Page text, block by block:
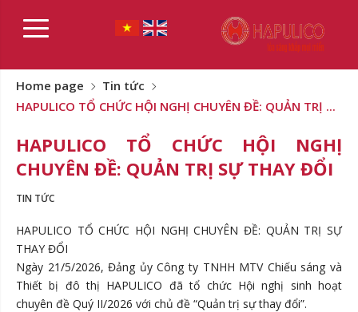
Home page
Tin tức
HAPULICO TỔ CHỨC HỘI NGHỊ CHUYÊN ĐỀ: QUẢN TRỊ ...
HAPULICO TỔ CHỨC HỘI NGHỊ
CHUYÊN ĐỀ: QUẢN TRỊ SỰ THAY ĐỔI
TIN TỨC
HAPULICO TỔ CHỨC HỘI NGHỊ CHUYÊN ĐỀ: QUẢN TRỊ SỰ
THAY ĐỔI
Ngày 21/5/2026, Đảng ủy Công ty TNHH MTV Chiếu sáng và
Thiết bị đô thị HAPULICO đã tổ chức Hội nghị sinh hoạt
chuyên đề Quý II/2026 với chủ đề “Quản trị sự thay đổi”.